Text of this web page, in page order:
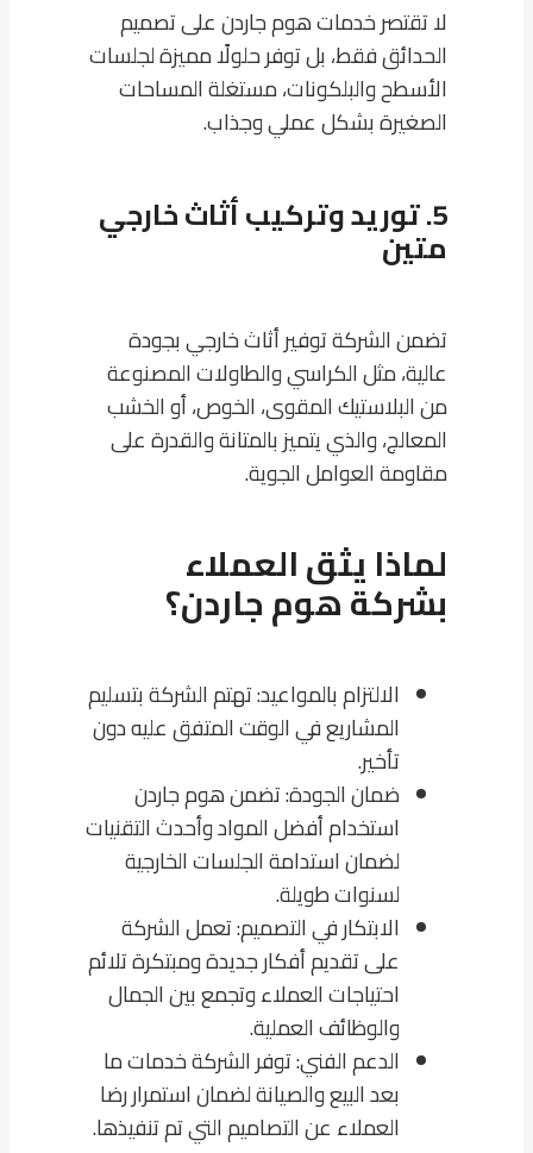
لا تقتصر خدمات هوم جاردن على تصميم
الحدائق فقط، بل توفر حلولًا مميزة لجلسات
الأسطح والبلكونات، مستغلة المساحات
الصغيرة بشكل عملي وجذاب.
5. توريد وتركيب أثاث خارجي
متين
تضمن الشركة توفير أثاث خارجي بجودة
عالية، مثل الكراسي والطاولات المصنوعة
من البلاستيك المقوى، الخوص، أو الخشب
المعالج، والذي يتميز بالمتانة والقدرة على
مقاومة العوامل الجوية.
لماذا يثق العملاء
بشركة هوم جاردن؟
الالتزام بالمواعيد: تهتم الشركة بتسليم
المشاريع في الوقت المتفق عليه دون
تأخير.
ضمان الجودة: تضمن هوم جاردن
استخدام أفضل المواد وأحدث التقنيات
لضمان استدامة الجلسات الخارجية
لسنوات طويلة.
الابتكار في التصميم: تعمل الشركة
على تقديم أفكار جديدة ومبتكرة تلائم
احتياجات العملاء وتجمع بين الجمال
والوظائف العملية.
الدعم الفني: توفر الشركة خدمات ما
بعد البيع والصيانة لضمان استمرار رضا
العملاء عن التصاميم التي تم تنفيذها.